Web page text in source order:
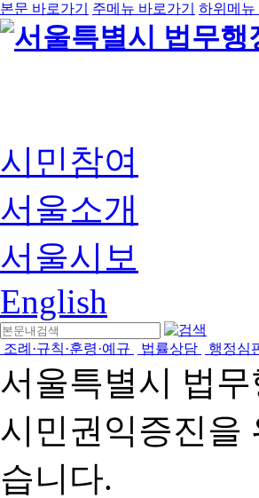
본문 바로가기 주메뉴 바로가기 하위메뉴
시민참여
서울소개
서울시보
English
조례·규칙·훈령·예규 법률상담 행정심
서울특별시 법
시민권익증진을
습니다.